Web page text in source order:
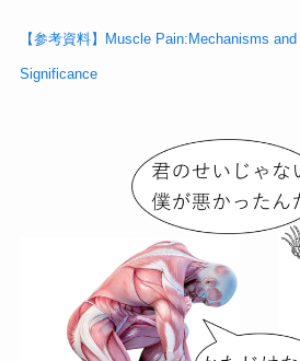
【参考資料】Muscle Pain:Mechanisms and
Significance